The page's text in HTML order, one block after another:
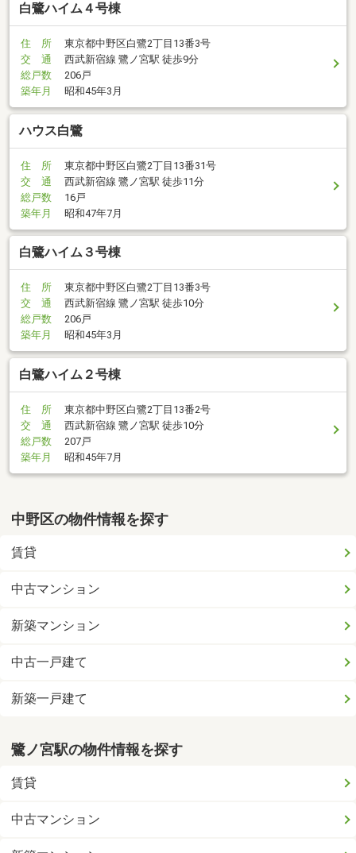
白鷺ハイム４号棟
住 所
東京都中野区白鷺2丁目13番3号
交 通
西武新宿線 鷺ノ宮駅 徒歩9分
総戸数
206戸
築年月
昭和45年3月
ハウス白鷺
住 所
東京都中野区白鷺2丁目13番31号
交 通
西武新宿線 鷺ノ宮駅 徒歩11分
総戸数
16戸
築年月
昭和47年7月
白鷺ハイム３号棟
住 所
東京都中野区白鷺2丁目13番3号
交 通
西武新宿線 鷺ノ宮駅 徒歩10分
総戸数
206戸
築年月
昭和45年3月
白鷺ハイム２号棟
住 所
東京都中野区白鷺2丁目13番2号
交 通
西武新宿線 鷺ノ宮駅 徒歩10分
総戸数
207戸
築年月
昭和45年7月
中野区の物件情報を探す
賃貸
中古マンション
新築マンション
中古一戸建て
新築一戸建て
鷺ノ宮駅の物件情報を探す
賃貸
中古マンション